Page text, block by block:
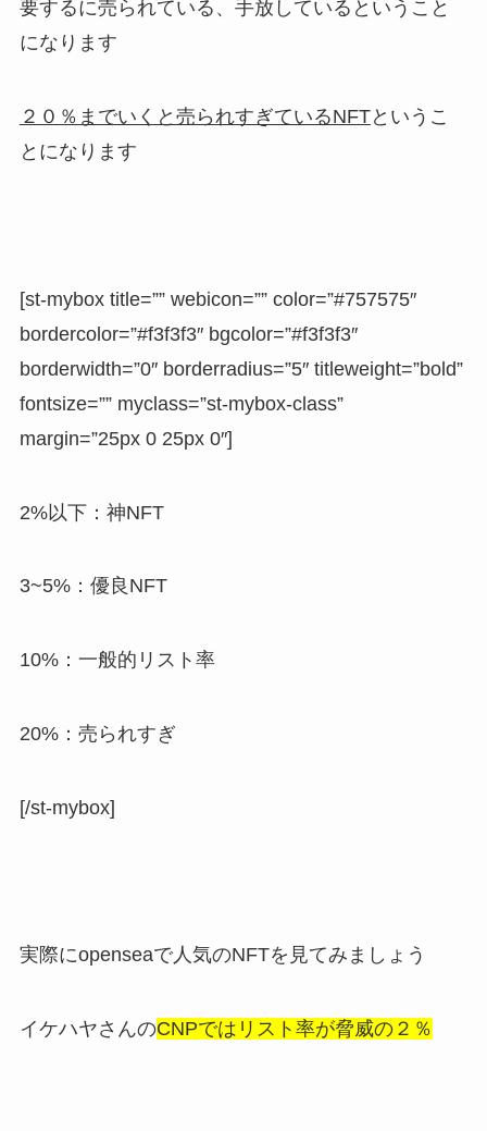
要するに売られている、手放しているということ
になります
２０％までいくと売られすぎているNFTというこ
とになります
[st-mybox title=”” webicon=”” color=”#757575″
bordercolor=”#f3f3f3″ bgcolor=”#f3f3f3″
borderwidth=”0″ borderradius=”5″ titleweight=”bold”
fontsize=”” myclass=”st-mybox-class”
margin=”25px 0 25px 0″]
2%以下：神NFT
3~5%：優良NFT
10%：一般的リスト率
20%：売られすぎ
[/st-mybox]
実際にopenseaで人気のNFTを見てみましょう
イケハヤさんのCNPではリスト率が脅威の２％